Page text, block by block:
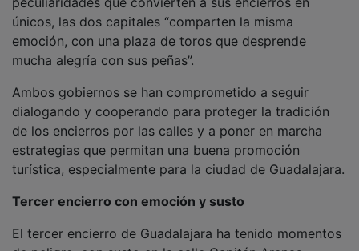
únicos, las dos capitales “comparten la misma
emoción, con una plaza de toros que desprende
mucha alegría con sus peñas”.
dialogando y cooperando para proteger la tradición
de los encierros por las calles y a poner en marcha
estrategias que permitan una buena promoción
turística, especialmente para la ciudad de Guadalajara.
de peligro, con susto en la calle Capitán Arenas.